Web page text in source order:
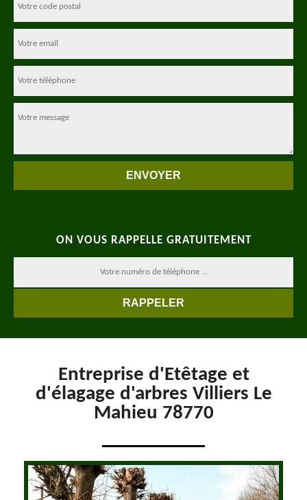
ON VOUS RAPPELLE GRATUITEMENT
Entreprise d'Etêtage et
d'élagage d'arbres Villiers Le
Mahieu 78770